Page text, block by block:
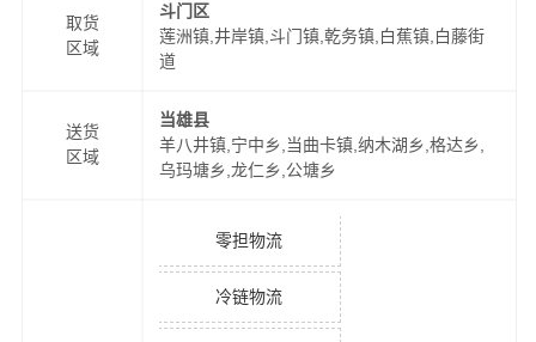
取货
区域
斗门区
莲洲镇,井岸镇,斗门镇,乾务镇,白蕉镇,白藤街
道
送货
区域
当雄县
羊八井镇,宁中乡,当曲卡镇,纳木湖乡,格达乡,
乌玛塘乡,龙仁乡,公塘乡
零担物流
冷链物流